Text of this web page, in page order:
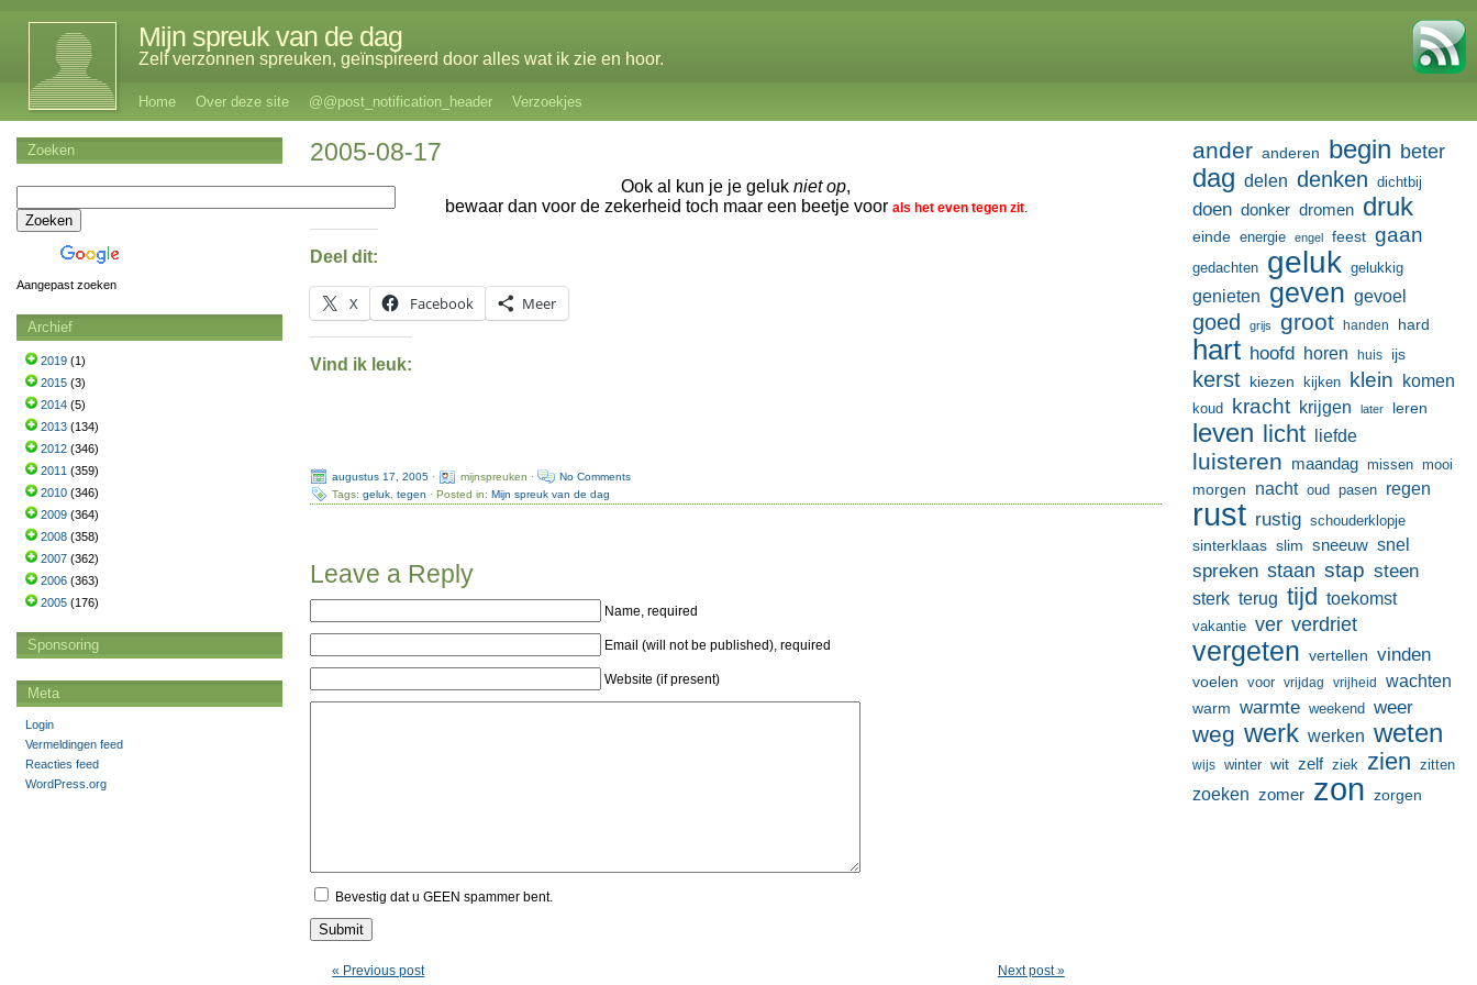
Mijn spreuk van de dag
Zelf verzonnen spreuken, geïnspireerd door alles wat ik zie en hoor.
Home Over deze site @@post_notification_header Verzoekjes
2005-08-17
Ook al kun je je gelukniet op,
bewaar dan voor de zekerheid toch maar een beetje voor als het even tegen zit.
Deel dit:
X Facebook Meer
Vind ik leuk:
augustus 17, 2005 · mijnspreuken ·
No Comments
Tags:geluk ,tegen · Posted in:Mijn spreuk van de dag
Leave a Reply
Name, required
Email (will not be published), required
Website (if present)
Bevestig dat u GEEN spammer bent.
« Previous post Next post »
ander anderen begin beter
dag delen denken dichtbij
doen donker dromen druk
einde energie engel feest gaan
gedachten geluk gelukkig
genieten geven gevoel
goed grijs groot handen hard
hart hoofd horen huis ijs
kerst kiezen kijken klein komen
koud kracht krijgen later leren
leven licht liefde
luisteren maandag missen mooi
morgen nacht oud pasen regen
rust rustig schouderklopje
sinterklaas slim sneeuw snel
spreken staan stap steen
sterk terug tijd toekomst
vakantie ver verdriet
vergeten vertellen vinden
voelen voor vrijdag vrijheid wachten
warm warmte weekend weer
weg werk werken weten
wijs winter wit zelf ziek zien zitten
zoeken zomer zon zorgen
Zoeken
Aangepast zoeken
Archief
2019 (1)
2015 (3)
2014 (5)
2013 (134)
2012 (346)
2011 (359)
2010 (346)
2009 (364)
2008 (358)
2007 (362)
2006 (363)
2005 (176)
Sponsoring
Meta
Login
Vermeldingen feed
Reacties feed
WordPress.org